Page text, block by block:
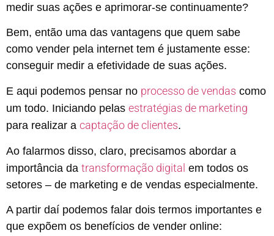
medir suas ações e aprimorar-se continuamente?
Bem, então uma das vantagens que quem sabe
como vender pela internet tem é justamente esse:
conseguir medir a efetividade de suas ações.
E aqui podemos pensar no processo de vendas como
um todo. Iniciando pelas estratégias de marketing
para realizar a captação de clientes.
Ao falarmos disso, claro, precisamos abordar a
importância da transformação digital em todos os
setores – de marketing e de vendas especialmente.
A partir daí podemos falar dois termos importantes e
que expõem os benefícios de vender online: